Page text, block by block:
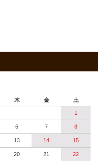
木 金 土
1
6 7 8
13 14 15
20 21 22